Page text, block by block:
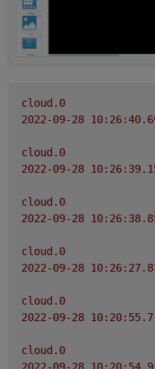
cloud.0
cloud.0
cloud.0
cloud.0
cloud.0
cloud.0